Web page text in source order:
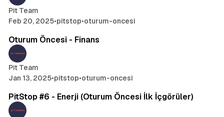
Pit Team
Feb 20, 2025•pitstop•oturum-oncesi
Oturum Öncesi - Finans
Pit Team
Jan 13, 2025•pitstop•oturum-oncesi
PitStop #6 - Enerji (Oturum Öncesi İlk İçgörüler)